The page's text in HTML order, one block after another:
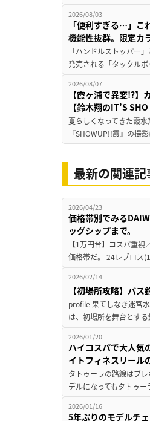
2026/08/03
「便利すぎる…」こ
機能性抜群。限定カ
「ハンドルストッパー
発売される「タックル
2026/08/07
【霞ヶ浦で異変!?
【鈴木翔のIT’S
夏らしくなってきた霞
『SHOWUP!!霞』の撮
最新の関連
2026/04/23
価格帯別でみる
ッグシップまで。
【1万円台】コスパ重
価格帯だ。 24レブロス
2026/02/14
【初場所攻略】バ
profile 果てしなき迷宮
は、初場所を舞台とす
2026/01/20
ハイコスパで大人気
イトフィネスリール
タトゥーラの路線はブ
デルになってもタトゥ
2026/01/16
5年ぶりのモデルチ